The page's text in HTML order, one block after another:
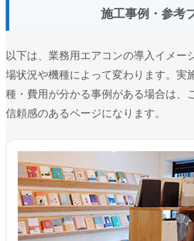
施工事例・参考
以下は、業務用エアコンの導入イメー
場状況や機種によって変わります。実
種・費用が分かる事例がある場合は、
信頼感のあるページになります。